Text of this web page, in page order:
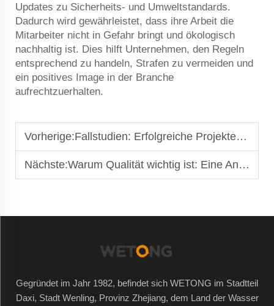
Updates zu Sicherheits- und Umweltstandards.
Dadurch wird gewährleistet, dass ihre Arbeit die
Mitarbeiter nicht in Gefahr bringt und ökologisch
nachhaltig ist. Dies hilft Unternehmen, den Regeln
entsprechend zu handeln, Strafen zu vermeiden und
ein positives Image in der Branche
aufrechtzuerhalten.
Vorherige:Fallstudien: Erfolgreiche Projekte von führenden Wasserpumpenherstellern
Nächste:Warum Qualität wichtig ist: Eine Anleitung für Pumpenhersteller
Gegründet im Jahr 1982, befindet sich WETONG im Stadtteil
Daxi, Stadt Wenling, Provinz Zhejiang, dem Land der Wasser